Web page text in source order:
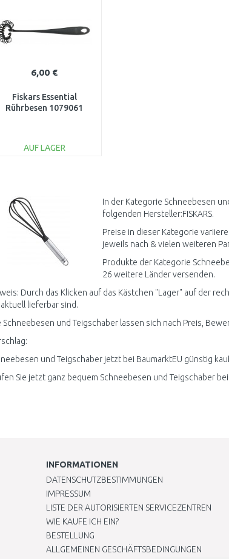
6,00 €
Fiskars Essential
Rührbesen 1079061
AUF LAGER
In der Kategorie Schneebesen
folgenden Hersteller:FISKARS.
Preise in dieser Kategorie
jeweils nach & vielen weiteren
Produkte der Kategorie
26 weitere Länder versenden.
Durch das Klicken auf das Kästchen "Lager" auf der
lieferbar sind.
Schneebesen und Teigschaber lassen sich nach Preis,
und Teigschaber jetzt bei BaumarktEU günstig
Sie jetzt ganz bequem Schneebesen und Teigschaber
INFORMATIONEN
DATENSCHUTZBESTIMMUNGEN
IMPRESSUM
LISTE DER AUTORISIERTEN SERVICEZENTREN
WIE KAUFE ICH EIN?
BESTELLUNG
ALLGEMEINEN GESCHÄFTSBEDINGUNGEN